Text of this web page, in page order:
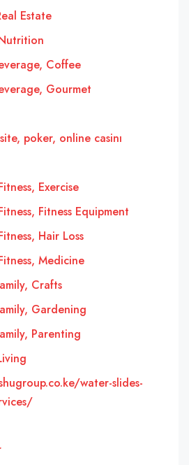
Estate
Coffee
Gourmet
poker, online casinı
Exercise
Fitness Equipment
Hair Loss
Medicine
Crafts
Gardening
Parenting
water-slides-